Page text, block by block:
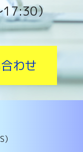
）
わせ